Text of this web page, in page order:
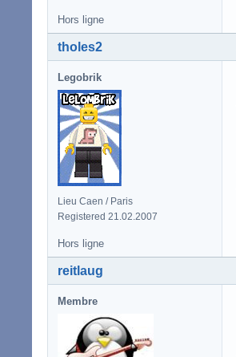
Hors ligne
tholes2
Legobrik
Lieu Caen / Paris
Registered 21.02.2007
Hors ligne
reitlaug
Membre